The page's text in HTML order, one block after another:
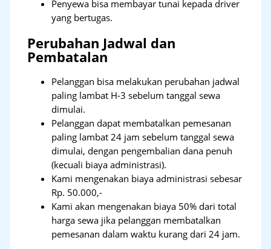
Penyewa bisa membayar tunai kepada driver
yang bertugas.
Perubahan Jadwal dan
Pembatalan
Pelanggan bisa melakukan perubahan jadwal
paling lambat H-3 sebelum tanggal sewa
dimulai.
Pelanggan dapat membatalkan pemesanan
paling lambat 24 jam sebelum tanggal sewa
dimulai, dengan pengembalian dana penuh
(kecuali biaya administrasi).
Kami mengenakan biaya administrasi sebesar
Rp. 50.000,-
Kami akan mengenakan biaya 50% dari total
harga sewa jika pelanggan membatalkan
pemesanan dalam waktu kurang dari 24 jam.